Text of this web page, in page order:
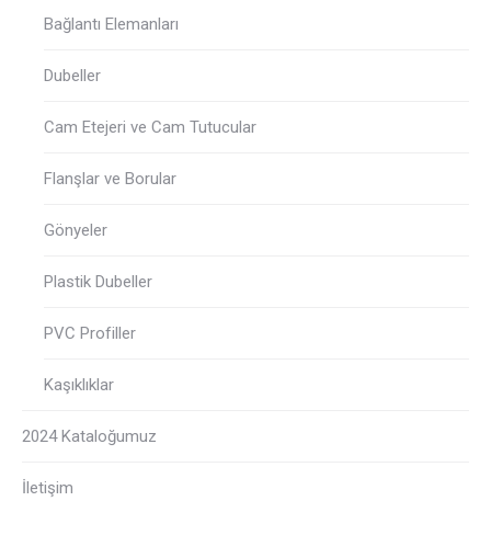
Bağlantı Elemanları
Dubeller
Cam Etejeri ve Cam Tutucular
Flanşlar ve Borular
Gönyeler
Plastik Dubeller
PVC Profiller
Kaşıklıklar
2024 Kataloğumuz
İletişim